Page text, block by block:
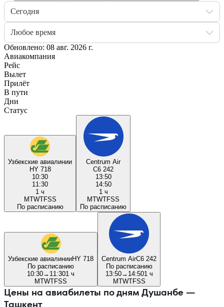
Сегодня
Любое время
Обновлено: 08 авг. 2026 г.
Авиакомпания
Рейс
Вылет
Прилёт
В пути
Дни
Статус
Узбекские авиалинии
HY 718
10:30
11:30
1 ч
MTWTFSS
По расписанию
Centrum Air
C6 242
13:50
14:50
1 ч
MTWTFSS
По расписанию
Узбекские авиалинииHY 718
По расписанию
10:30→ 11:301 ч
MTWTFSS
Centrum AirC6 242
По расписанию
13:50→ 14:501 ч
MTWTFSS
Цены на авиабилеты по дням Душанбе —
Ташкент